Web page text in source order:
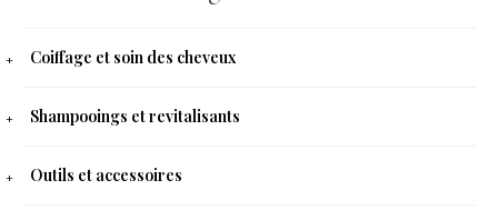
Coiffage et soin des cheveux
Shampooings et revitalisants
Outils et accessoires